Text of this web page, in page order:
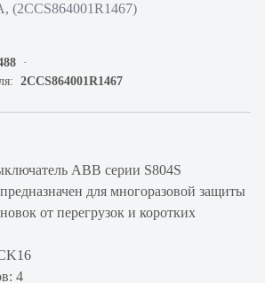
(2CCS864001R1467)
2CCS864001R1467
ABB серии S804S
для многоразовой защиты
от перегрузок и коротких
4